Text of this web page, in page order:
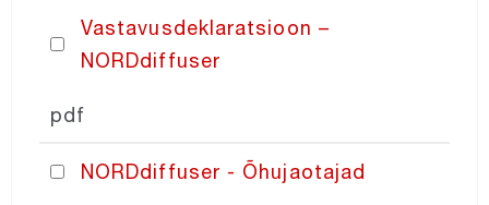
Recair
NORDcontrol
Vastavusdeklaratsioon –
NORDdiffuser
pdf
NORDdiffuser - Õhujaotajad